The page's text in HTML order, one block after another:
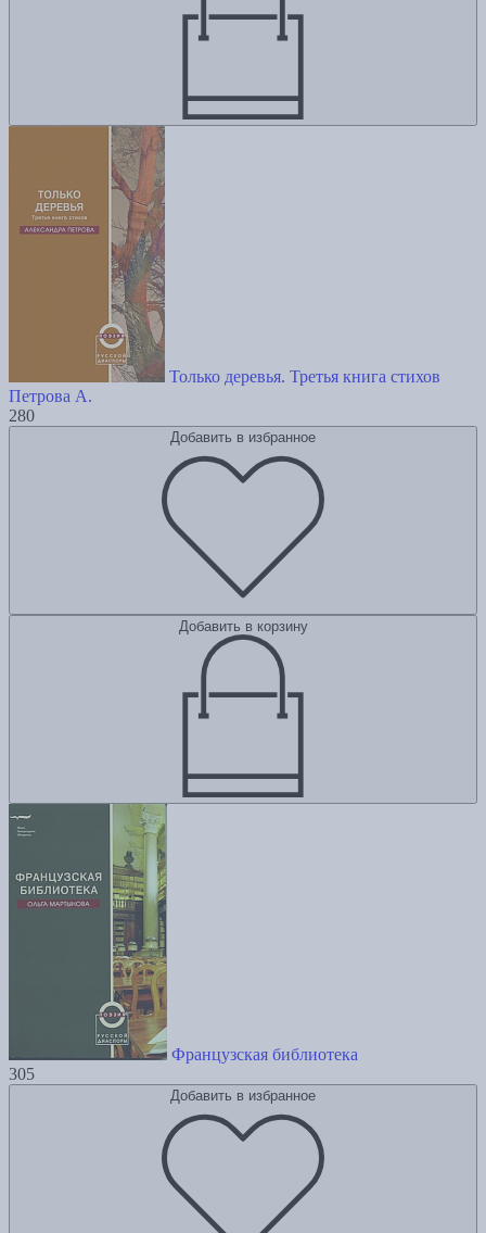
Только деревья. Третья книга стихов
Петрова А.
280
Добавить в избранное
Добавить в корзину
Французская библиотека
305
Добавить в избранное